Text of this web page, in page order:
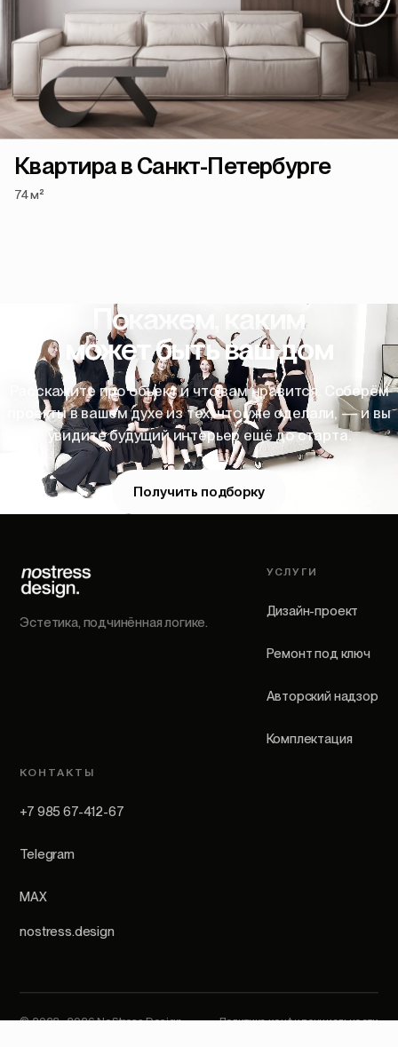
Квартира в Санкт-Петербурге
74 м²
Покажем, каким
может быть ваш дом
Расскажите про объект и что вам нравится. Соберём
проекты в вашем духе из тех, что уже сделали, — и вы
увидите будущий интерьер ещё до старта.
Получить подборку
Эстетика, подчинённая логике.
УСЛУГИ
Дизайн-проект
Ремонт под ключ
Авторский надзор
Комплектация
КОНТАКТЫ
+7 985 67-412-67
Telegram
MAX
nostress.design
© 2022–2026 NoStress Design. Политика конфиденциальности